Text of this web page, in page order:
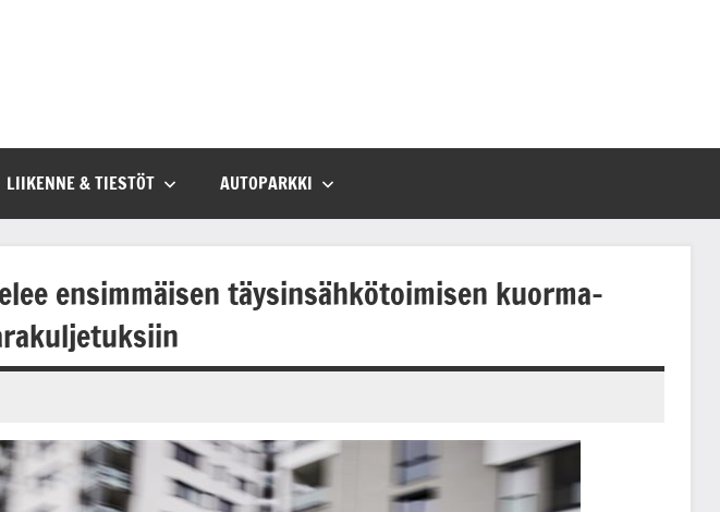
LIIKENNE & TIESTÖT AUTOPARKKI
ensimmäisen täysinsähkötoimisen kuorma-